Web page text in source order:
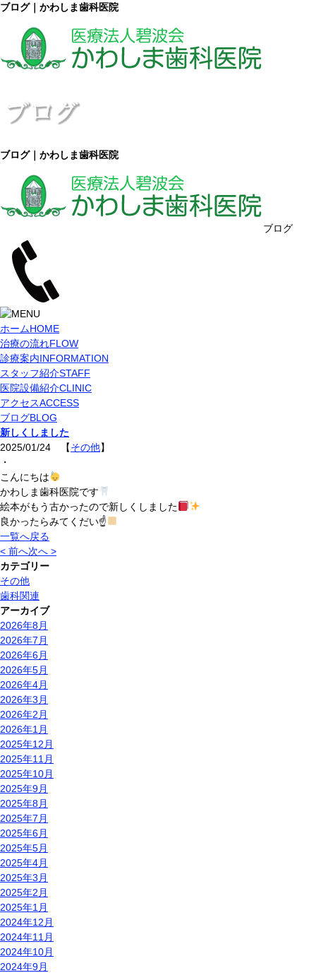
ブログ｜かわしま歯科医院
ブログ｜かわしま歯科医院
ブログ
ホームHOME
治療の流れFLOW
診療案内INFORMATION
スタッフ紹介STAFF
医院設備紹介CLINIC
アクセスACCESS
ブログBLOG
新しくしました
2025/01/24 【その他】
・
こんにちは
かわしま歯科医院です
絵本がもう古かったので新しくしました
良かったらみてくだい☝
一覧へ戻る
< 前へ次へ >
カテゴリー
その他
歯科関連
アーカイブ
2026年8月
2026年7月
2026年6月
2026年5月
2026年4月
2026年3月
2026年2月
2026年1月
2025年12月
2025年11月
2025年10月
2025年9月
2025年8月
2025年7月
2025年6月
2025年5月
2025年4月
2025年3月
2025年2月
2025年1月
2024年12月
2024年11月
2024年10月
2024年9月